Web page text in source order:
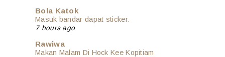
Bola Katok
Masuk bandar dapat sticker.
7 hours ago
Rawiwa
Makan Malam Di Hock Kee Kopitiam